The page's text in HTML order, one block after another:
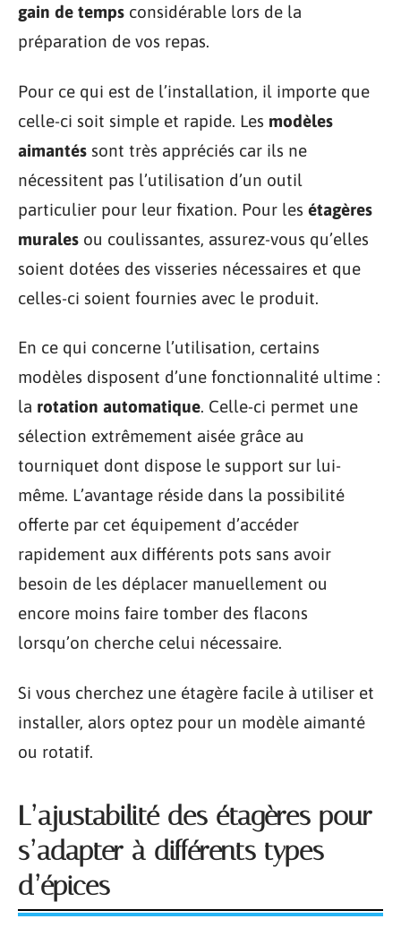
gain de temps considérable lors de la
préparation de vos repas.
Pour ce qui est de l’installation, il importe que
celle-ci soit simple et rapide. Les modèles
aimantés sont très appréciés car ils ne
nécessitent pas l’utilisation d’un outil
particulier pour leur fixation. Pour les étagères
murales ou coulissantes, assurez-vous qu’elles
soient dotées des visseries nécessaires et que
celles-ci soient fournies avec le produit.
En ce qui concerne l’utilisation, certains
modèles disposent d’une fonctionnalité ultime :
la rotation automatique. Celle-ci permet une
sélection extrêmement aisée grâce au
tourniquet dont dispose le support sur lui-
même. L’avantage réside dans la possibilité
offerte par cet équipement d’accéder
rapidement aux différents pots sans avoir
besoin de les déplacer manuellement ou
encore moins faire tomber des flacons
lorsqu’on cherche celui nécessaire.
Si vous cherchez une étagère facile à utiliser et
installer, alors optez pour un modèle aimanté
ou rotatif.
L’ajustabilité des étagères pour
s’adapter à différents types
d’épices